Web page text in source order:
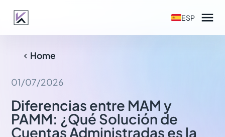
ESP 
 Home
01/07/2026
Diferencias entre MAM y
PAMM: ¿Qué Solución de
Cuentas Administradas es la